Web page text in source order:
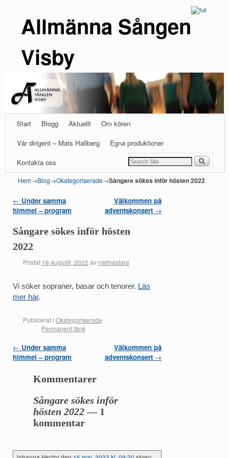
Allmänna Sången
Visby
Start Blogg Aktuellt
Om kören
Vår dirigent – Mats Hallberg
Egna produktioner
Kontakta oss
Hem→Blog→Okategoriserade→Sångare sökes inför hösten 2022
Inläggsnavigering
← Under samma
himmel – program
Välkommen på
adventskonsert →
Sångare sökes inför hösten
2022
Postat 16 augusti, 2022 av natmastare
Vi söker sopraner, basar och tenorer. Läs
mer här.
Publicerat i Okategoriserade
Permanent länk
Inläggsnavigering
← Under samma
himmel – program
Välkommen på
adventskonsert →
Kommentarer
Sångare sökes inför
hösten 2022— 1
kommentar